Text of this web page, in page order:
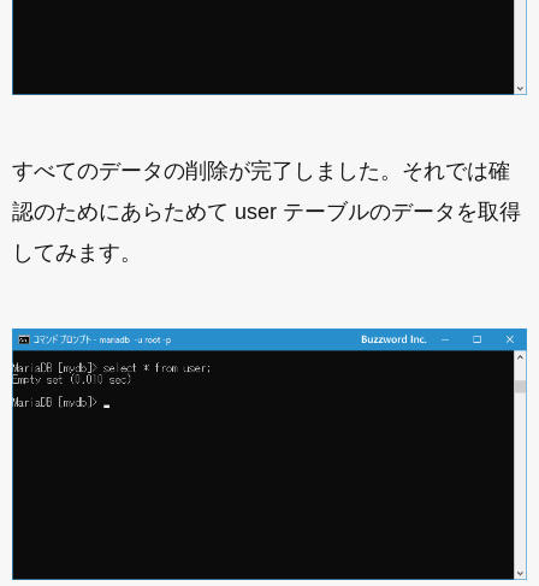
すべてのデータの削除が完了しました。それでは確
認のためにあらためて user テーブルのデータを取得
してみます。